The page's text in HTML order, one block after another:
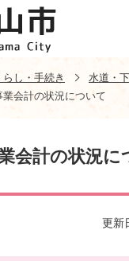
らし・手続き
水道・
業会計の状況について
会計の状況に
更新